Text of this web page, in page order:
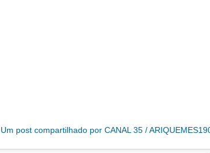
Um post compartilhado por CANAL 35 /